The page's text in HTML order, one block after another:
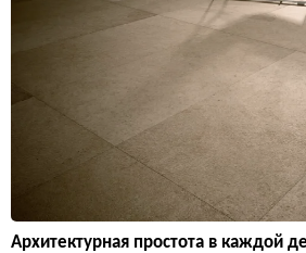
Архитектурная простота в каждой